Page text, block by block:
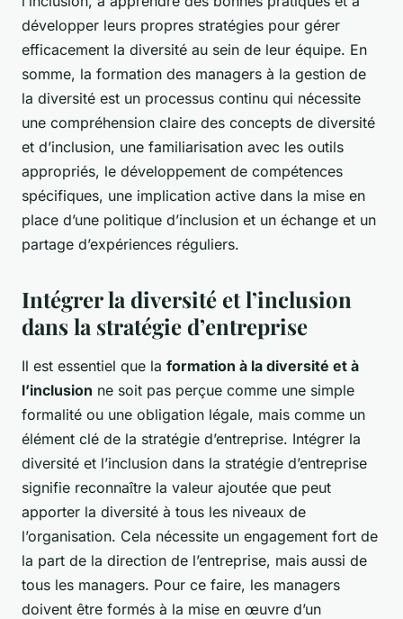
développer leurs propres stratégies pour gérer
efficacement la diversité au sein de leur équipe. En
somme, la formation des managers à la gestion de
la diversité est un processus continu qui nécessite
une compréhension claire des concepts de diversité
et d’inclusion, une familiarisation avec les outils
appropriés, le développement de compétences
spécifiques, une implication active dans la mise en
place d’une politique d’inclusion et un échange et un
partage d’expériences réguliers.
Intégrer la diversité et l’inclusion
dans la stratégie d’entreprise
Il est essentiel que la formation à la diversité et à
l’inclusion ne soit pas perçue comme une simple
formalité ou une obligation légale, mais comme un
élément clé de la stratégie d’entreprise. Intégrer la
diversité et l’inclusion dans la stratégie d’entreprise
signifie reconnaître la valeur ajoutée que peut
apporter la diversité à tous les niveaux de
l’organisation. Cela nécessite un engagement fort de
la part de la direction de l’entreprise, mais aussi de
tous les managers. Pour ce faire, les managers
doivent être formés à la mise en œuvre d’un